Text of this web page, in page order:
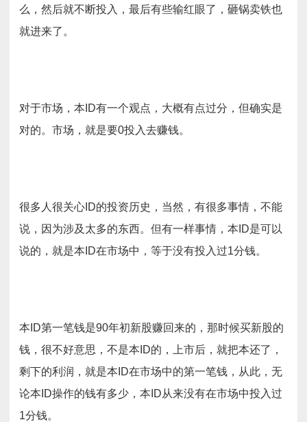
么，然后就不断投入，最后有些输红眼了，砸锅卖铁也
就进来了。
对于市场，本ID有一个观点，大概有点过分，但确实是
对的。市场，就是要0投入去赚钱。
很多人很关心ID的投资历史，当然，有很多事情，不能
说，因为涉及太多的东西。但有一样事情，本ID是可以
说的，就是本ID在市场中，等于没有投入过1分钱。
本ID第一笔钱是90年初新股赚回来的，那时候买新股的
钱，很不好意思，不是本ID的，上市后，就把本还了，
剩下的利润，就是本ID在市场中的第一笔钱，从此，无
论本ID操作的钱有多少，本ID从来没有在市场中投入过
1分钱。